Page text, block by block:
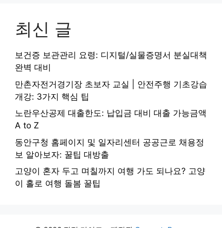
최신 글
보건증 보관관리 요령: 디지털/실물증명서 분실대책
완벽 대비
만촌자전거경기장 초보자 교실 | 안전주행 기초강습
개강: 3가지 핵심 팁
노란우산공제 대출한도: 납입금 대비 대출 가능금액
A to Z
동안구청 홈페이지 및 일자리센터 공공근로 채용정
보 알아보자: 꿀팁 대방출
고양이 혼자 두고 며칠까지 여행 가도 되나요? 고양
이 홀로 여행 돌봄 꿀팁